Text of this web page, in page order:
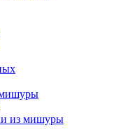
из мишуры